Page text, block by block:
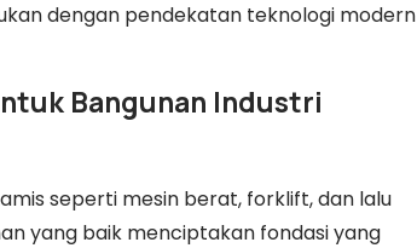
dengan pendekatan teknologi modern
Bangunan Industri
seperti mesin berat, forklift, dan lalu
yang baik menciptakan fondasi yang